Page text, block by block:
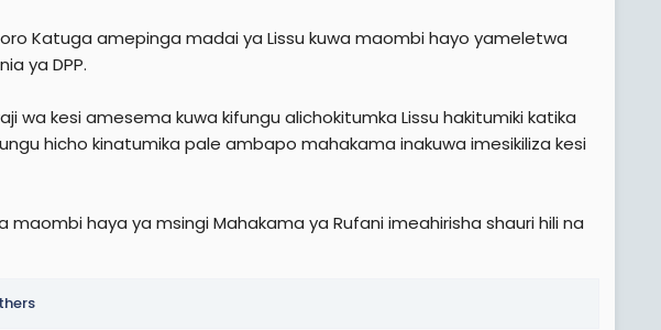
Katuga amepinga madai ya Lissu kuwa maombi hayo yameletwa
ya DPP.
wa kesi amesema kuwa kifungu alichokitumka Lissu hakitumiki katika
hicho kinatumika pale ambapo mahakama inakuwa imesikiliza kesi
haya ya msingi Mahakama ya Rufani imeahirisha shauri hili na